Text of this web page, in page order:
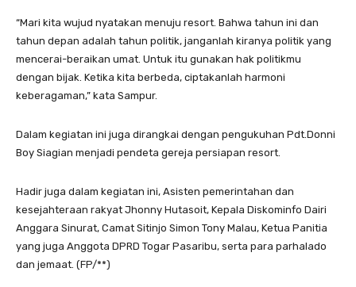
“Mari kita wujud nyatakan menuju resort. Bahwa tahun ini dan
tahun depan adalah tahun politik, janganlah kiranya politik yang
mencerai-beraikan umat. Untuk itu gunakan hak politikmu
dengan bijak. Ketika kita berbeda, ciptakanlah harmoni
keberagaman,” kata Sampur.
Dalam kegiatan ini juga dirangkai dengan pengukuhan Pdt.Donni
Boy Siagian menjadi pendeta gereja persiapan resort.
Hadir juga dalam kegiatan ini, Asisten pemerintahan dan
kesejahteraan rakyat Jhonny Hutasoit, Kepala Diskominfo Dairi
Anggara Sinurat, Camat Sitinjo Simon Tony Malau, Ketua Panitia
yang juga Anggota DPRD Togar Pasaribu, serta para parhalado
dan jemaat. (FP/**)